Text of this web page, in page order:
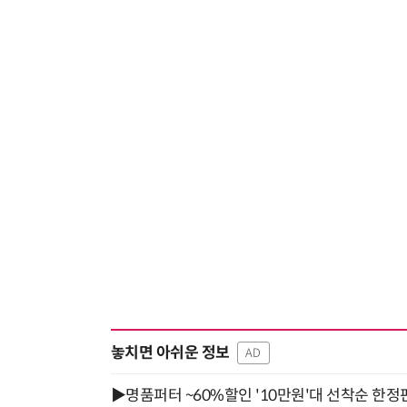
놓치면 아쉬운 정보 AD
▶명품퍼터 ~60%할인 '10만원'대 선착순 한정